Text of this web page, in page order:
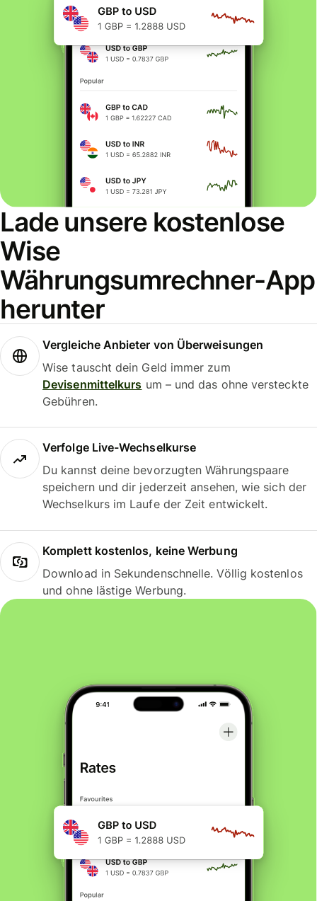
Lade unsere kostenlose
Wise
Währungsumrechner-App
herunter
Vergleiche Anbieter von Überweisungen
Wise tauscht dein Geld immer zum
Devisenmittelkurs um – und das ohne versteckte
Gebühren.
Verfolge Live-Wechselkurse
Du kannst deine bevorzugten Währungspaare
speichern und dir jederzeit ansehen, wie sich der
Wechselkurs im Laufe der Zeit entwickelt.
Komplett kostenlos, keine Werbung
Download in Sekundenschnelle. Völlig kostenlos
und ohne lästige Werbung.